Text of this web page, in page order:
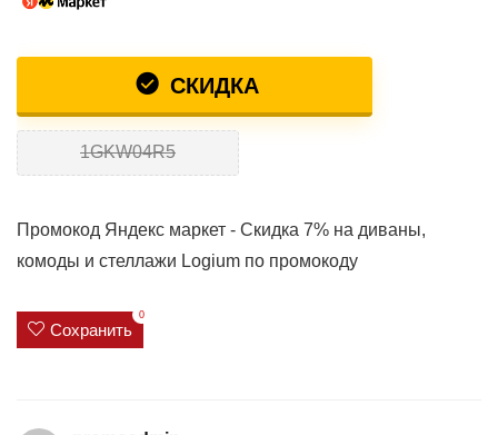
СКИДКА
1GKW04R5
Промокод Яндекс маркет - Скидка 7% на диваны,
комоды и стеллажи Logium по промокоду
Сохранить
0